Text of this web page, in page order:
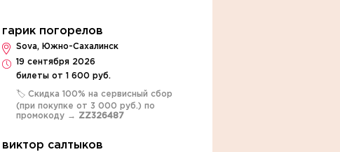
гарик погорелов
Sova, Южно-Сахалинск
19 сентября 2026
билеты от 1 600 руб.
🏷️ Скидка 100% на сервисный сбор
(при покупке от 3 000 руб.) по
промокоду → ZZ326487
виктор салтыков